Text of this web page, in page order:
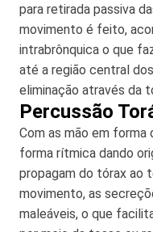
para retirada passiva
movimento é feito,
intrabrônquica o que
até a região central
eliminação através da
Percussão
Com as mão em
forma rítmica dando
propagam do tórax ao
movimento, as
maleáveis, o que